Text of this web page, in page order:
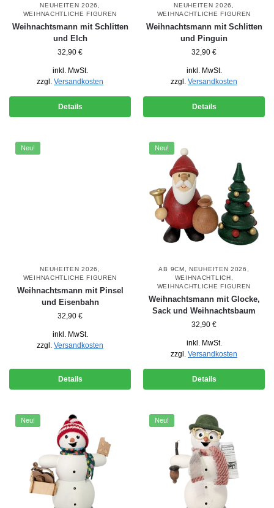
NEUHEITEN 2026 ,
WEIHNACHTLICHE FIGUREN
Weihnachtsmann mit Schlitten
und Elch
32,90 €
inkl. MwSt.
zzgl. Versandkosten
Details
NEUHEITEN 2026 ,
WEIHNACHTLICHE FIGUREN
Weihnachtsmann mit Schlitten
und Pinguin
32,90 €
inkl. MwSt.
zzgl. Versandkosten
Details
Neu!
NEUHEITEN 2026 ,
WEIHNACHTLICHE FIGUREN
Weihnachtsmann mit Pinsel
und Eisenbahn
32,90 €
inkl. MwSt.
zzgl. Versandkosten
Details
Neu!
AB 9CM,NEUHEITEN 2026 ,
WEIHNACHTLICH,
WEIHNACHTLICHE FIGUREN
Weihnachtsmann mit Glocke,
Sack und Weihnachtsbaum
32,90 €
inkl. MwSt.
zzgl. Versandkosten
Details
Neu! Neu!